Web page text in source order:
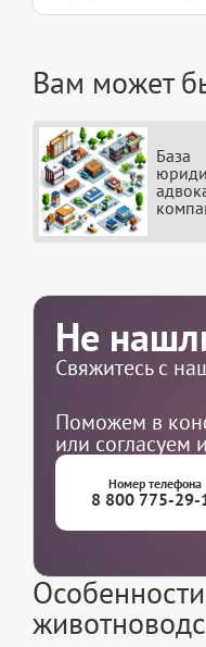
Вам может
База
Не
Свяжитесь с
Поможем в
или
Номер телефона
8 800 775-29-